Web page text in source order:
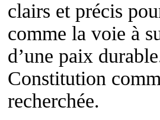
clairs et précis
comme la voie à
d’une paix
Constitution
recherchée.